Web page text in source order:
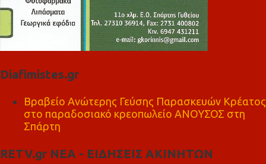
Diafimistes.gr
Βραβείο Ανώτερης Γεύσης Παρασκευών Κρέατος
στο παραδοσιακό κρεοπωλείο ΑΝΟΥΣΟΣ στη
Σπάρτη
RETV.gr ΝΕΑ - ΕΙΔΗΣΕΙΣ ΑΚΙΝΗΤΩΝ